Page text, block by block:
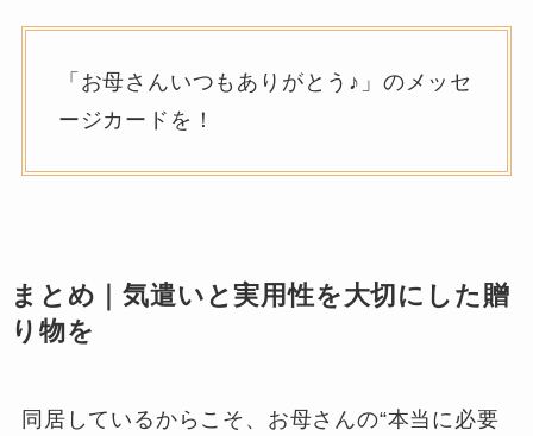
「お母さんいつもありがとう♪」のメッセ
ージカードを！
まとめ｜気遣いと実用性を大切にした贈
り物を
同居しているからこそ、お母さんの“本当に必要